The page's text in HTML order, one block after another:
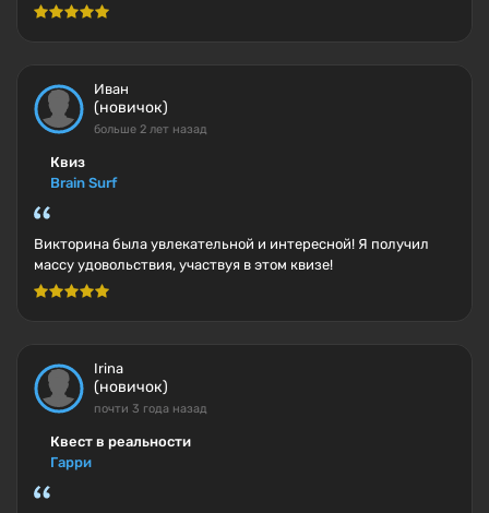
Иван
(новичок)
больше 2 лет назад
Квиз
Brain Surf
Викторина была увлекательной и интересной! Я получил
массу удовольствия, участвуя в этом квизе!
Irina
(новичок)
почти 3 года назад
Квест в реальности
Гарри